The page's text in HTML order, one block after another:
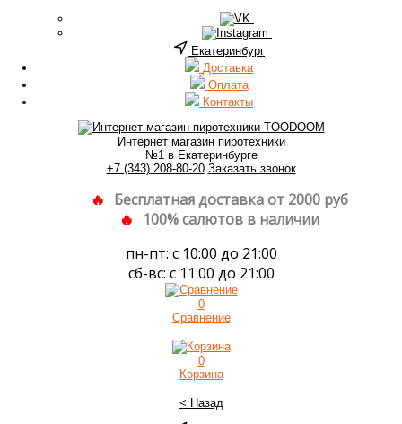
Екатеринбург
Доставка
Оплата
Контакты
Интернет магазин пиротехники
№1 в Екатеринбурге
+7 (343) 208-80-20 Заказать звонок
Бесплатная доставка от 2000 руб
100% салютов в наличии
пн-пт: с 10:00 до 21:00
сб-вс: с 11:00 до 21:00
0
Сравнение
0
Корзина
< Назад